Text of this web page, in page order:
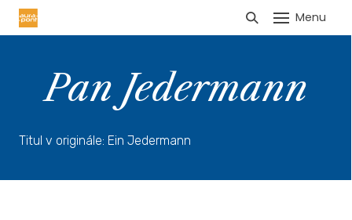
Menu
Pan Jedermann
Titul v originále: Ein Jedermann